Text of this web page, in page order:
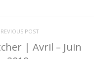
POST
| Avril – Juin